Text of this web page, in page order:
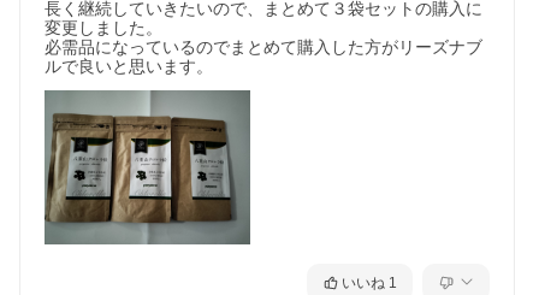
長く継続していきたいので、まとめて３袋セットの購入に
変更しました。
必需品になっているのでまとめて購入した方がリーズナブ
ルで良いと思います。
いいね 1